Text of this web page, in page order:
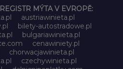
MÝTA V EVROPĚ:
austriawinieta.pl
bilety-autostradowe.pl
bulgariawinieta.pl
cenawiniety.pl
chorwacjawinieta.pl
czechywinieta.pl